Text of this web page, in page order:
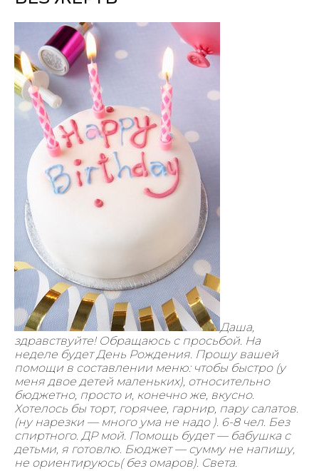
Даша,
здравствуйте! Обращаюсь с просьбой. На
неделе будет День Рождения. Прошу вашей
помощи в составлении меню: чтобы быстро (у
меня двое детей маленьких), относительно
бюджетно, просто и, конечно же, вкусно.
Хотелось бы торт, горячее, гарнир, пару салатов.
(ну нарезки — много ума не надо ). 6-8 чел. Без
спиртного. ДР мой. Помощь будет — бабушка с
детьми, я готовлю. Бюджет — сумму не напишу,
не ориентируюсь( без омаров). Света.